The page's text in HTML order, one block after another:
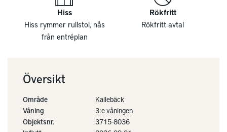
Hiss
Hiss rymmer rullstol, nås
från entréplan
Rökfritt
Rökfritt avtal
Översikt
Område
Kallebäck
Våning
3:e våningen
Objektsnr.
3715-8036